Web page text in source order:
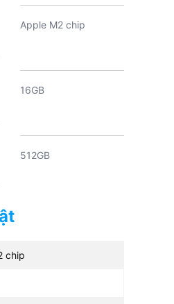
Apple M2 chip
16GB
512GB
chip